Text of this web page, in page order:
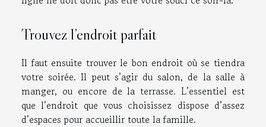
Trouvez l’endroit parfait
Il faut ensuite trouver le bon endroit où se tiendra
votre soirée. Il peut s’agir du salon, de la salle à
manger, ou encore de la terrasse. L’essentiel est
que l’endroit que vous choisissez dispose d’assez
d’espaces pour accueillir toute la famille.